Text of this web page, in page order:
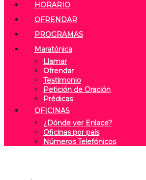
HORARIO
OFRENDAR
PROGRAMAS
Maratónica
Llamar
Ofrendar
Testimonio
Petición de Oración
Prédicas
OFICINAS
¿Dónde ver Enlace?
Oficinas por país
Números Telefónicos